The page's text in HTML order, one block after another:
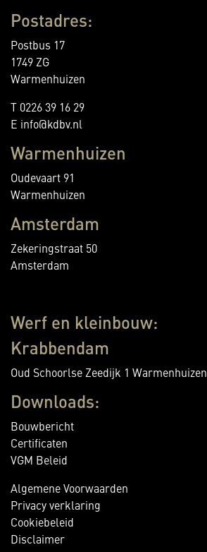
Postadres:
Postbus 17
1749 ZG
Warmenhuizen
T 0226 39 16 29
E info@kdbv.nl
Warmenhuizen
Oudevaart 91
Warmenhuizen
Amsterdam
Zekeringstraat 50
Amsterdam
Werf en kleinbouw:
Krabbendam
Oud Schoorlse Zeedijk 1 Warmenhuizen
Downloads:
Bouwbericht
Certificaten
VGM Beleid
Algemene Voorwaarden
Privacy verklaring
Cookiebeleid
Disclaimer